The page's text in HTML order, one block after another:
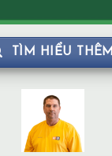
TÌM HIỂU THÊM